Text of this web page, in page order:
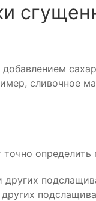
сливочное
определить
других